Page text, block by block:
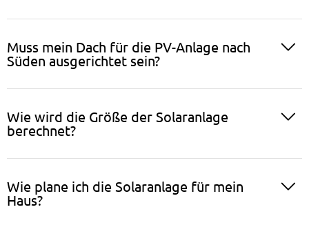
Muss mein Dach für die PV-Anlage nach
Süden ausgerichtet sein?
Wie wird die Größe der Solaranlage
berechnet?
Wie plane ich die Solaranlage für mein
Haus?